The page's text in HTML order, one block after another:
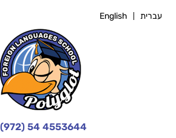
English עברית
54 4553644